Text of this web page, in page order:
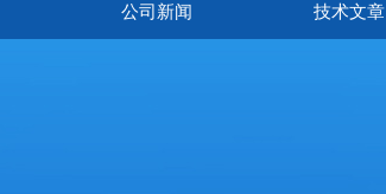
公司新闻 技术文章